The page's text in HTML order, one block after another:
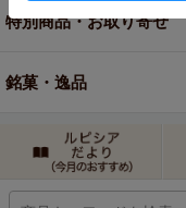
特別商品・お取り寄せ
銘菓・逸品